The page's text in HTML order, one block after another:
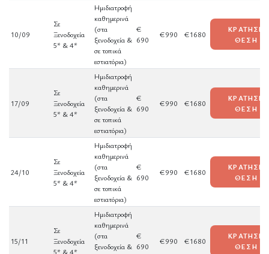
10/09
Σε
Ξενοδοχεία
5* & 4*
Ημιδιατροφή
καθημερινά
(στα
ξενοδοχεία &
σε τοπικά
εστιατόρια)
€
690
€990 €1680
ΚΡΑΤΗΣΕ
ΘΕΣΗ
17/09
Σε
Ξενοδοχεία
5* & 4*
Ημιδιατροφή
καθημερινά
(στα
ξενοδοχεία &
σε τοπικά
εστιατόρια)
€
690
€990 €1680
ΚΡΑΤΗΣΕ
ΘΕΣΗ
24/10
Σε
Ξενοδοχεία
5* & 4*
Ημιδιατροφή
καθημερινά
(στα
ξενοδοχεία &
σε τοπικά
εστιατόρια)
€
690
€990 €1680
ΚΡΑΤΗΣΕ
ΘΕΣΗ
15/11
Σε
Ξενοδοχεία
5* & 4*
Ημιδιατροφή
καθημερινά
(στα
ξενοδοχεία &
€
690
€990 €1680
ΚΡΑΤΗΣΕ
ΘΕΣΗ